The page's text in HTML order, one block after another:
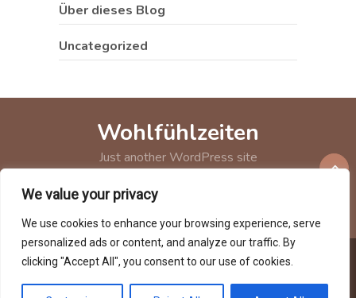
We value your privacy
We use cookies to enhance your browsing experience, serve
personalized ads or content, and analyze our traffic. By
clicking "Accept All", you consent to our use of cookies.
Über dieses Blog
Uncategorized
Wohlfühlzeiten
Just another WordPress site
Copyright © 2026Wohlfühlzeiten
Theme byMyThemeShop.comWohlfühlzeiten ISSN 3052-7341